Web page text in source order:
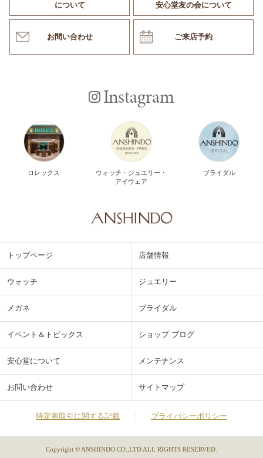
について
安心堂友の会について
お問い合わせ ご来店予約
Instagram
ロレックス
ウォッチ・ジュエリー・
アイウェア
ブライダル
トップページ 店舗情報
ウォッチ ジュエリー
メガネ ブライダル
イベント＆トピックス ショップ ブログ
安心堂について メンテナンス
お問い合わせ サイトマップ
特定商取引に関する記載 プライバシーポリシー
Copyright © ANSHINDO CO.,LTD ALL RIGHTS RESERVED.